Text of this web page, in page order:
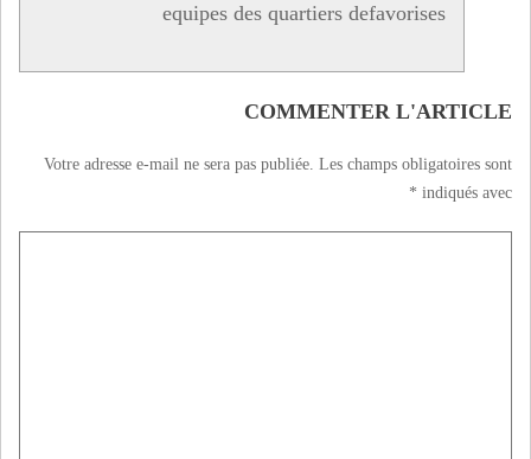
equipes des quartiers defavorises
COMMENTER L'ARTICLE
Votre adresse e-mail ne sera pas publiée. Les champs obligatoires sont
indiqués avec
*